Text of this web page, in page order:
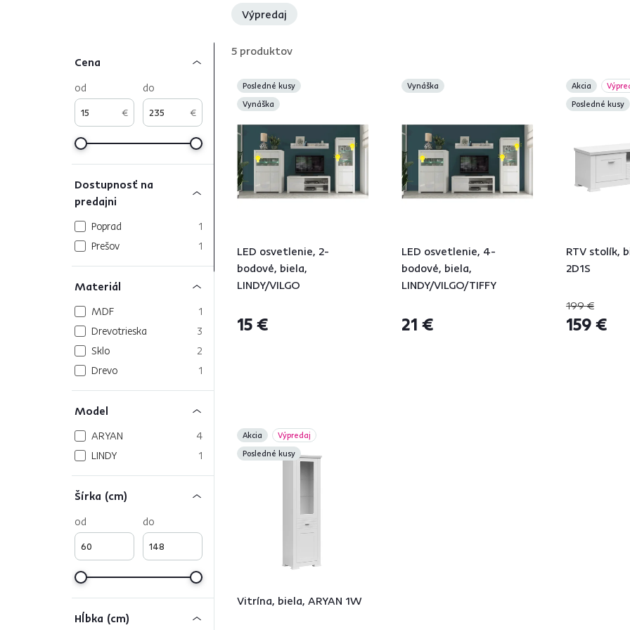
Výpredaj
Cena
€
od
€
do
Dostupnosť na
predajni
Poprad
1
Prešov
1
Materiál
MDF
1
Drevotrieska
3
Sklo
2
Drevo
1
Model
ARYAN
4
LINDY
1
Šírka (cm)
od
do
Hĺbka (cm)
5 produktov
Posledné kusy
Vynáška
LED osvetlenie, 2-
bodové, biela,
LINDY/VILGO
15 €
Vynáška
LED osvetlenie, 4-
bodové, biela,
LINDY/VILGO/TIFFY
21 €
Akcia
Posledné kusy
RTV stolík,
2D1S
199 €
159 €
Akcia
Výpredaj
Posledné kusy
Vitrína, biela, ARYAN 1W